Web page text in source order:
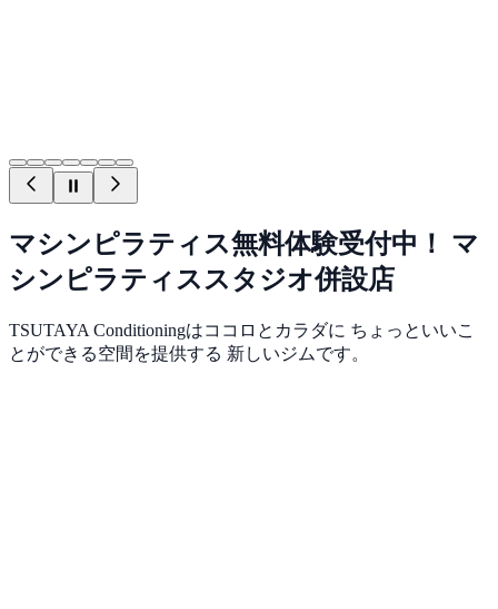
マシンピラティス無料体験受付中！ マ
シンピラティススタジオ併設店
TSUTAYA Conditioningはココロとカラダに ちょっといいこ
とができる空間を提供する 新しいジムです。